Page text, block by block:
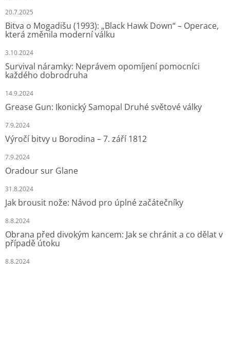
20.7.2025
Bitva o Mogadišu (1993): „Black Hawk Down“ – Operace,
která změnila moderní válku
3.10.2024
Survival náramky: Neprávem opomíjení pomocníci
každého dobrodruha
14.9.2024
Grease Gun: Ikonický Samopal Druhé světové války
7.9.2024
Výročí bitvy u Borodina – 7. září 1812
7.9.2024
Oradour sur Glane
31.8.2024
Jak brousit nože: Návod pro úplné začátečníky
8.8.2024
Obrana před divokým kancem: Jak se chránit a co dělat v
případě útoku
8.8.2024